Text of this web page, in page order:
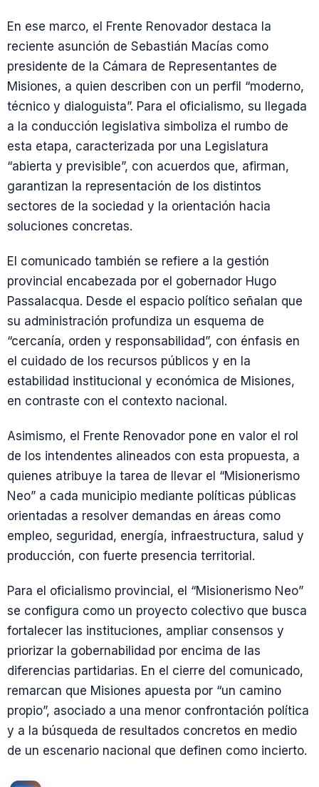
En ese marco, el Frente Renovador destaca la
reciente asunción de Sebastián Macías como
presidente de la Cámara de Representantes de
Misiones, a quien describen con un perfil “moderno,
técnico y dialoguista”. Para el oficialismo, su llegada
a la conducción legislativa simboliza el rumbo de
esta etapa, caracterizada por una Legislatura
“abierta y previsible”, con acuerdos que, afirman,
garantizan la representación de los distintos
sectores de la sociedad y la orientación hacia
soluciones concretas.
El comunicado también se refiere a la gestión
provincial encabezada por el gobernador Hugo
Passalacqua. Desde el espacio político señalan que
su administración profundiza un esquema de
“cercanía, orden y responsabilidad”, con énfasis en
el cuidado de los recursos públicos y en la
estabilidad institucional y económica de Misiones,
en contraste con el contexto nacional.
Asimismo, el Frente Renovador pone en valor el rol
de los intendentes alineados con esta propuesta, a
quienes atribuye la tarea de llevar el “Misionerismo
Neo” a cada municipio mediante políticas públicas
orientadas a resolver demandas en áreas como
empleo, seguridad, energía, infraestructura, salud y
producción, con fuerte presencia territorial.
Para el oficialismo provincial, el “Misionerismo Neo”
se configura como un proyecto colectivo que busca
fortalecer las instituciones, ampliar consensos y
priorizar la gobernabilidad por encima de las
diferencias partidarias. En el cierre del comunicado,
remarcan que Misiones apuesta por “un camino
propio”, asociado a una menor confrontación política
y a la búsqueda de resultados concretos en medio
de un escenario nacional que definen como incierto.